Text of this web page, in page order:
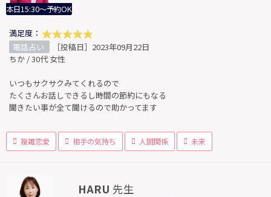
本日15:30～予約OK
満足度：
電話占い
［投稿日］2023年09月22日
ちか / 30代 女性
いつもサクサクみてくれるので
たくさんお話しできるし時間の節約にもなる
聞きたい事が全て聞けるので助かってます
複雑恋愛 相手の気持ち 人間関係 未来
HARU 先生